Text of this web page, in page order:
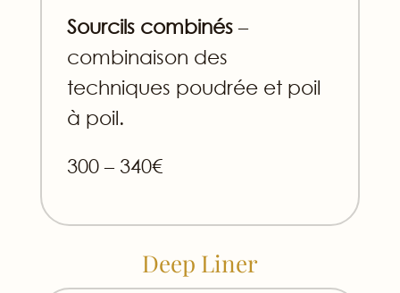
Sourcils combinés–
combinaison des
techniques poudrée et poil
à poil.
300 – 340€
Deep Liner